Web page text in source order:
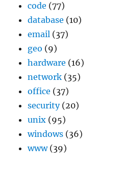
code (77)
database (10)
email (37)
geo (9)
hardware (16)
network (35)
office (37)
security(20)
unix (95)
windows (36)
www(39)